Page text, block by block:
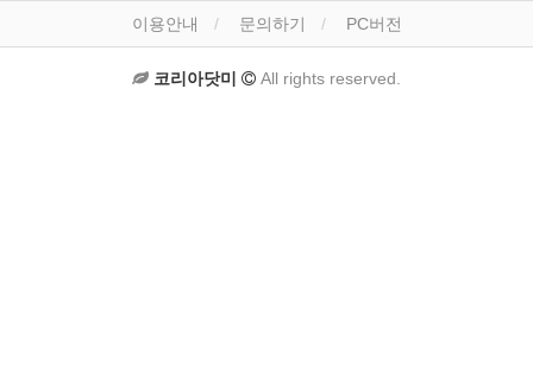
이용안내 문의하기 PC버전
코리아닷미 All rights reserved.